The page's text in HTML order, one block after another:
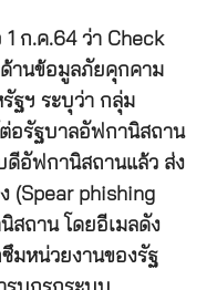
1 ก.ค.64 ว่า Check
านข้อมูลภัยคุกคาม
ฐฯ ระบุว่า กลุ่ม
ต่อรัฐบาลอัฟกานิสถาน
ดีอัฟกานิสถานแล้ว ส่ง
(Spear phishing
สถาน โดยอีเมลดัง
มหน่วยงานของรัฐ